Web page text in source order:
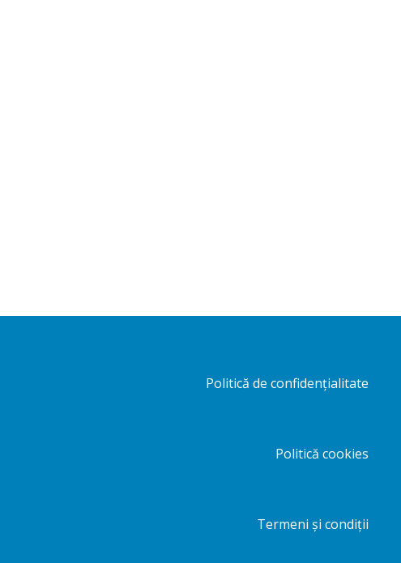
Politică de confidențialitate
Politică cookies
Termeni și condiții